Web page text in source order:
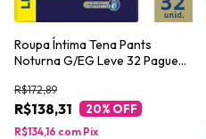
Roupa Íntima Tena Pants
Noturna G/EG Leve 32 Pague
R$138,31
R$172,89
20% OFF
R$134,16 com Pix